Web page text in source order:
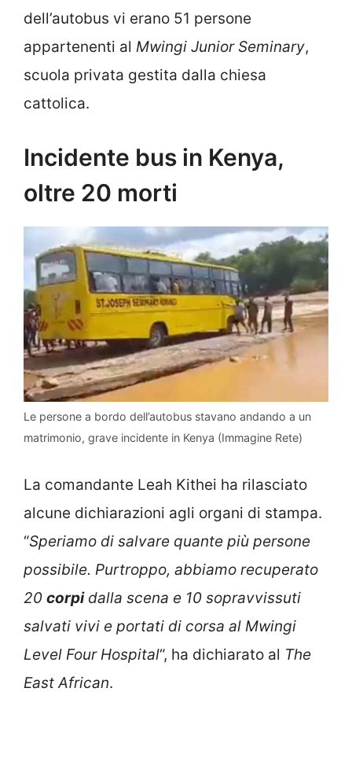
dell’autobus vi erano 51 persone
appartenenti al Mwingi Junior Seminary,
scuola privata gestita dalla chiesa
cattolica.
Incidente bus in Kenya,
oltre 20 morti
Le persone a bordo dell’autobus stavano andando a un
matrimonio, grave incidente in Kenya (Immagine Rete)
La comandante Leah Kithei ha rilasciato
alcune dichiarazioni agli organi di stampa.
“Speriamo di salvare quante più persone
possibile. Purtroppo, abbiamo recuperato
20 corpidalla scena e 10 sopravvissuti
salvati vivi e portati di corsa al Mwingi
Level Four Hospital“, ha dichiarato al The
East African.